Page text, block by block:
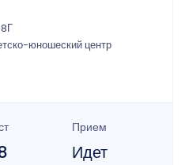
юношеский центр
Прием
Идет